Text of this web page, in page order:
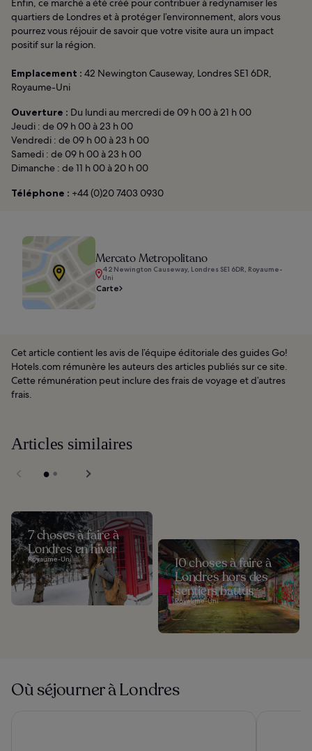
Enfin, ce marché a été créé pour contribuer à redynamiser les
quartiers de Londres et à protéger l’environnement, alors vous
pourrez vous réjouir de savoir que votre visite aura un impact
positif sur la région.
Emplacement : 42 Newington Causeway, Londres SE1 6DR,
Royaume-Uni
Ouverture : Du lundi au mercredi de 09 h 00 à 21 h 00
Jeudi : de 09 h 00 à 23 h 00
Vendredi : de 09 h 00 à 23 h 00
Samedi : de 09 h 00 à 23 h 00
Dimanche : de 11 h 00 à 20 h 00
Téléphone : +44 (0)20 7403 0930
Mercato Metropolitano
42 Newington Causeway, Londres SE1 6DR, Royaume-
Uni
Carte
Cet article contient les avis de l’équipe éditoriale des guides Go!
Hotels.com rémunère les auteurs des articles publiés sur ce site.
Cette rémunération peut inclure des frais de voyage et d’autres
frais.
Articles similaires
7 choses à faire à
Londres en hiver
Royaume-Uni
10 choses à faire à
Londres hors des
sentiers battus
Royaume-Uni
Où séjourner à Londres